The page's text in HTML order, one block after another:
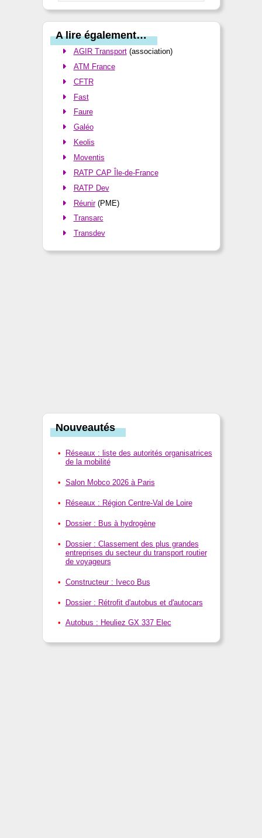
A lire également…
AGIR Transport(association)
ATM France
CFTR
Fast
Faure
Galéo
Keolis
Moventis
RATP CAP Île-de-France
RATP Dev
Réunir(PME)
Transarc
Transdev
Nouveautés
Réseaux : liste des autorités organisatrices
de la mobilité
Salon Mobco 2026 à Paris
Réseaux : Région Centre-Val de Loire
Dossier : Bus à hydrogène
Dossier : Classement des plus grandes
entreprises du secteur du transport routier
de voyageurs
Constructeur : Iveco Bus
Dossier : Rétrofit d'autobus et d'autocars
Autobus : Heuliez GX 337 Elec